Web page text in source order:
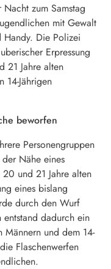
zum Samstag
mit Gewalt
Handy. Die Polizei
Erpressung
21 Jahre alten
14-Jährigen
beworfen
Personengruppen
Nähe eines
und 21 Jahre alten
eines bislang
durch den Wurf
dadurch ein
und dem 14-
Flaschenwerfen